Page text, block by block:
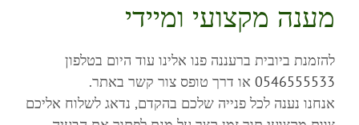
מענה מקצועי ומיידי
להזמנת ביובית ברעננה פנו אלינו עוד היום בטלפון
0546555533 או דרך טופס צור קשר באתר.
אנחנו נענה לכל פנייה שלכם בהקדם, נדאג לשלוח אליכם